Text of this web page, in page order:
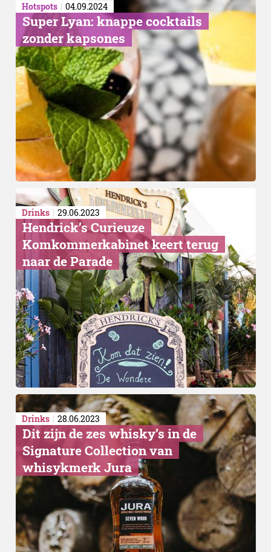
Viral
Hotspots 04.09.2024
Super Lyan: knappe cocktails
zonder kapsones
Drinks 29.06.2023
Hendrick’s Curieuze
Komkommerkabinet keert terug
naar de Parade
Drinks 28.06.2023
Dit zijn de zes whisky’s in de
Signature Collection van
whisykmerk Jura